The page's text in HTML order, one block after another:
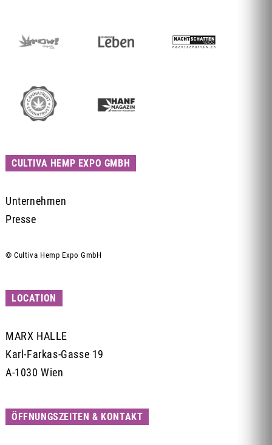
CULTIVA HEMP EXPO GMBH
Unternehmen
Presse
© Cultiva Hemp Expo GmbH
LOCATION
MARX HALLE
Karl-Farkas-Gasse 19
A-1030 Wien
ÖFFNUNGSZEITEN & KONTAKT